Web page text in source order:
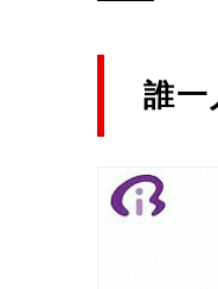
誰一